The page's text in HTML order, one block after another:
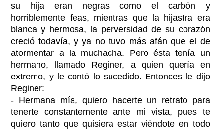
su hija eran negras como el carbón y
horriblemente feas, mientras que la hijastra era
blanca y hermosa, la perversidad de su corazón
creció todavía, y ya no tuvo más afán que el de
atormentar a la muchacha. Pero ésta tenía un
hermano, llamado Reginer, a quien quería en
extremo, y le contó lo sucedido. Entonces le dijo
Reginer:
- Hermana mía, quiero hacerte un retrato para
tenerte constantemente ante mi vista, pues te
quiero tanto que quisiera estar viéndote en todo